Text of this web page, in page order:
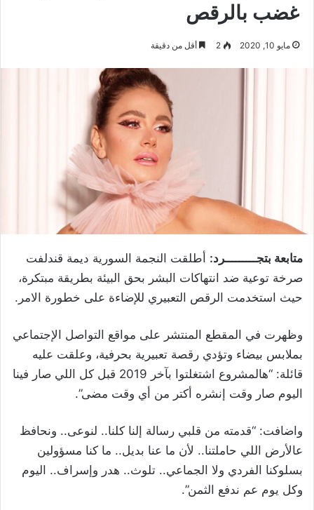
غضب بالرقص
مايو 10, 2020 2 أقل من دقيقة
متابعة بتجـــــــــرد: أطلقت النجمة السورية ديمة قندلفت
صرخة توعية ضد انتهاكات البشر بحق البيئة بطريقة مبتكرة،
حيث استخدمت الرقص التعبيري للإضاءة على خطورة الامر.
وظهرت في المقطع المنتشر على مواقع التواصل الإجتماعي
بملابس بيضاء وتؤدي رقصة تعبيرية بحرفية، وعلقت عليه
قائلة: “هالمشروع اشتغلتوا بآخر 2019 قبل كل اللي صار فينا
اليوم صار وقت إنشره أكتر من أي وقت مضى”.
واضافت: “قدمته من قلبي رسالة إلنا كلنا.. لنوعى.. ونحافظ
عالأرض اللي حاملتنا.. لأن ما عنا بديل.. ما كنا مسؤولين
بسلوكنا الفردي ولا الجماعي.. تلوث.. هدر وإسراف.. اليوم
وكل يوم عم ندفع الثمن”.